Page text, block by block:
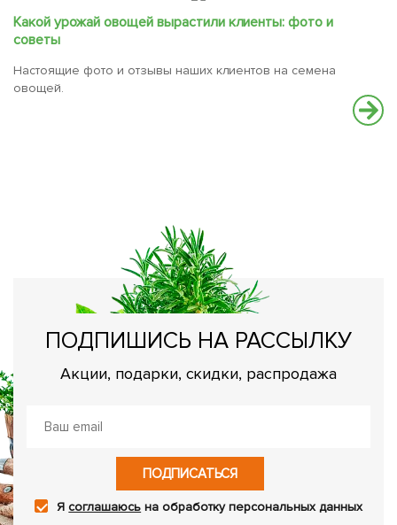
Какой урожай овощей вырастили клиенты: фото и
советы
Настоящие фото и отзывы наших клиентов на семена
овощей.
ПОДПИШИСЬ НА РАССЫЛКУ
Акции, подарки, скидки, распродажа
ПОДПИСАТЬСЯ
Ясоглашаюсь на обработку персональных данных